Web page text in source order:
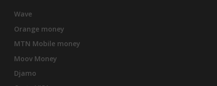
Wave
Orange money
MTN Mobile money
Moov Money
Djamo